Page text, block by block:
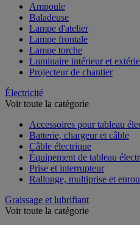
Ampoule
Baladeuse
Lampe d'atelier
Lampe frontale
Lampe torche
Luminaire intérieur et
Projecteur de chantier
Électricité
Voir toute la catégorie
Accessoires pour tableau
Batterie, chargeur et câble
Câble électrique
Équipement de tableau
Prise et interrupteur
Rallonge, multiprise et
Graissage et lubrifiant
Voir toute la catégorie